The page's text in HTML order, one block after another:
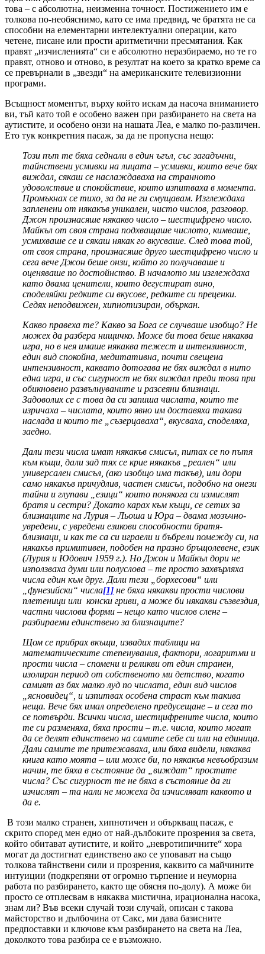
това – с абсолютна, неизменна точност. Постижението им е
толкова по-необяснимо, като се има предвид, че братята не са
способни на елементарни интелектуални операции, като
четене, писане или прости аритметични пресмятания. Как
правят „изчисленията“ си е абсолютно неразбираемо, но те го
правят, отново и отново, в резултат на което за кратко време са
се превърнали в „звезди“ на американските телевизионни
програми.
Всъщност моментът, върху който искам да насоча вниманието
ви, тъй като той е особено важен при разбирането на света на
аутистите, и особено онзи на нашата Леа, е малко по-различен.
Ето тук конкретния пасаж, за да не пропусна нещо:
Този път те бяха седнали в един ъгъл, със загадъчни,
тайнствени усмивки на лицата – усмивки, които вече бях
виждал, сякаш се наслаждаваха на странното
удоволствие и спокойствие, които изпитваха в момента.
Промъкнах се тихо, за да не ги смущавам. Изглеждаха
запленени от някакъв уникален, чисто числов, разговор.
Джон произнасяше някакво число – шестцифрено число.
Майкъл от своя страна подхващаше числото, кимваше,
усмихваше се и сякаш някак го вкусваше. След това той,
от своя страна, произнасяше друго шестцифрено число и
сега вече Джон беше онзи, който го получаваше и
оценяваше по достойнство. В началото ми изглеждаха
като двама ценители, които дегустират вино,
споделяйки редките си вкусове, редките си преценки.
Седях неподвижен, хипнотизиран, объркан.
Какво правеха те? Какво за Бога се случваше изобщо? Не
можех да разбера нищичко. Може би това беше някаква
игра, но в нея имаше някаква тежест и интензивност,
един вид спокойна, медитативна, почти свещена
интензивност, каквато дотогава не бях виждал в нито
една игра, и със сигурност не бях виждал преди това при
обикновено развълнуваните и разсеяни близнаци.
Задоволих се с това да си запиша числата, които те
изричаха – числата, които явно им доставяха такава
наслада и които те „съзерцаваха“, вкусваха, споделяха,
заедно.
Дали тези числа имат някакъв смисъл, питах се по пътя
към къщи, дали зад тях се крие някакъв „реален“ или
универсален смисъл, (ако изобщо има такъв), или дори
само някакъв причудлив, частен смисъл, подобно на онези
тайни и глупави „езици“ които понякога си измислят
братя и сестри? Докато карах към къщи, се сетих за
близнаците на Лурия – Льоша и Юра – двама мозъчно-
увредени, с увредени езикови способности братя-
близнаци, и как те са си играели и бъбрели помежду си, на
някакъв примитивен, подобен на празно бръщолевене, език
(Лурия и Юдович 1959 г.). Но Джон и Майкъл дори не
използваха думи или полуслова – те просто захвърляха
числа един към друг. Дали тези „борхесови“ или
„фунезийски“ числа[1] не бяха някакви прости числови
плетеници или конски гриви, а може би някакви съзвездия,
частни числови форми – нещо като числов сленг –
разбираеми единствено за близнаците?
Щом се прибрах вкъщи, извадих таблици на
математическите степенувания, фактори, логаритми и
прости числа – спомени и реликви от един странен,
изолиран период от собственото ми детство, когато
самият аз бях малко луд по числата, един вид числов
„ясновидец“, и изпитвах особена страст към такива
неща. Вече бях имал определено предусещане – и сега то
се потвърди. Всички числа, шестцифрените числа, които
те си разменяха, бяха прости – т.е. числа, които могат
да се делят единствено на самите себе си или на единица.
Дали самите те притежаваха, или бяха видели, някаква
книга като моята – или може би, по някакъв невъобразим
начин, те бяха в състояние да „виждат“ простите
числа? Със сигурност те не бяха в състояние да ги
изчислят – та нали не можеха да изчисляват каквото и
да е.
В този малко странен, хипнотичен и объркващ пасаж, е
скрито според мен едно от най-дълбоките прозрения за света,
който обитават аутистите, и който „невротипичните“ хора
могат да достигнат единствено ако се уповават на също
толкова тайнствени сили и прозрения, каквито са майчините
интуиции (подкрепяни от огромно търпение и неуморна
работа по разбирането, както ще обясня по-долу). А може би
просто се отплесвам в някаква мистична, ирационална насока,
знам ли? Във всеки случай този случай, описан с такова
майсторство и дълбочина от Сакс, ми дава базисните
предпоставки и ключове към разбирането на света на Леа,
доколкото това разбира се е възможно.